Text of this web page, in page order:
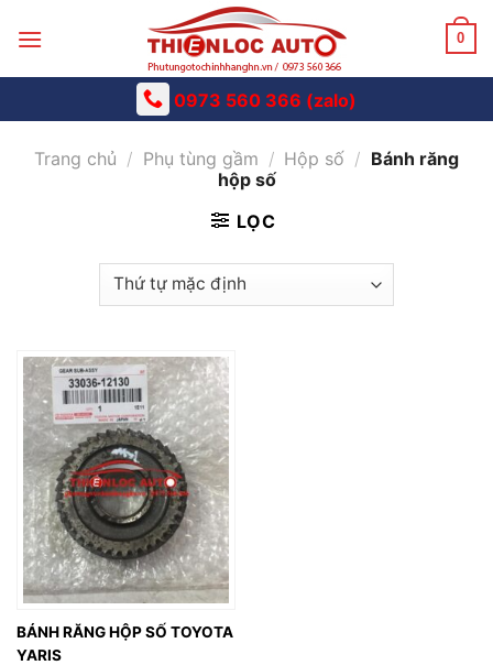
0
0973 560 366 (zalo)
Trang chủ / Phụ tùng gầm / Hộp số / Bánh răng
hộp số
LỌC
BÁNH RĂNG HỘP SỐ TOYOTA
YARIS